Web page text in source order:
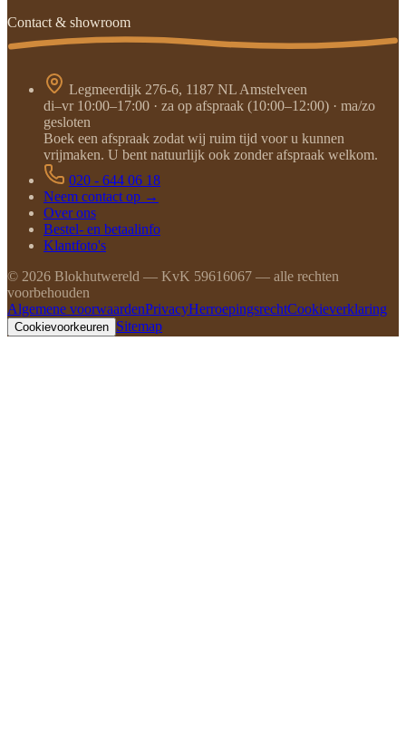
Contact & showroom
Legmeerdijk 276-6, 1187 NL Amstelveen
di–vr 10:00–17:00 · za op afspraak (10:00–12:00) · ma/zo
gesloten
Boek een afspraak zodat wij ruim tijd voor u kunnen
vrijmaken. U bent natuurlijk ook zonder afspraak welkom.
020 - 644 06 18
Neem contact op →
Over ons
Bestel- en betaalinfo
Klantfoto's
© 2026 Blokhutwereld — KvK 59616067 — alle rechten
voorbehouden
Algemene voorwaardenPrivacyHerroepingsrechtCookieverklaring
Cookievoorkeuren Sitemap